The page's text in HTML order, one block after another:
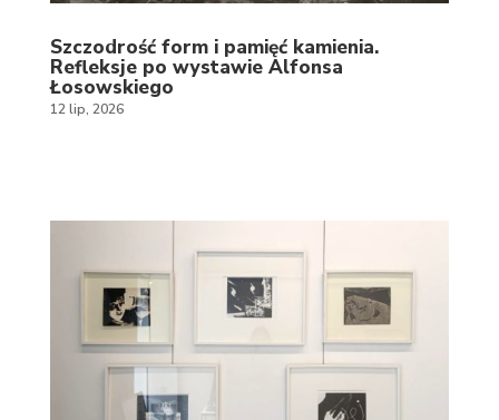
Szczodrość form i pamięć kamienia.
Refleksje po wystawie Alfonsa
Łosowskiego
12 lip, 2026